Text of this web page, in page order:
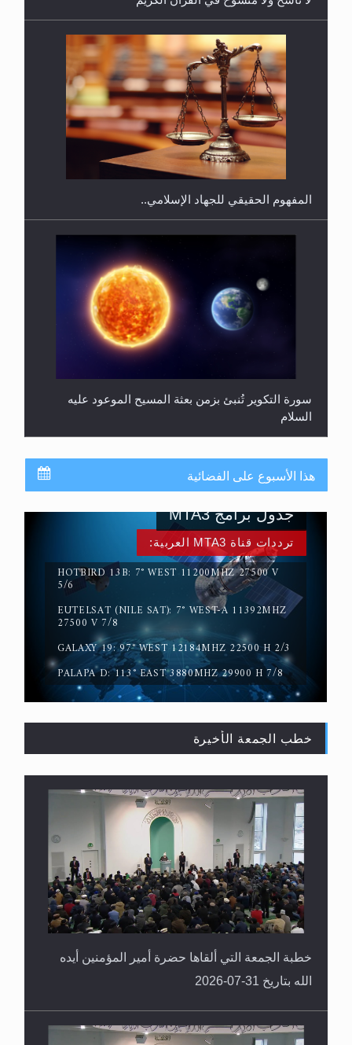
هل يجوز فتح مشروع كوافير نسائي للمحجبات وغير
المحجبات؟
المفهوم الحقيقي للجهاد الإسلامي..
سورة التكوير تُنبئ بزمن بعثة المسيح الموعود عليه
حقيقة المسيح الدجال
العكس
هذا الأسبوع على الفضائية
ترددات قناة MTA3 العربية:
HOTBIRD 13B: 7° WEST 11200MHZ 27500 V
5/6
EUTELSAT (NILE SAT): 7° WEST-A 11392MHZ
27500 V 7/8
GALAXY 19: 97° WEST 12184MHZ 22500 H 2/3
PALAPA D: 113° EAST 3880MHZ 29900 H 7/8
جدول برامج MTA3
خطب الجمعة الأخيرة
خطبة الجمعة التي ألقاها حضرة أمير المؤمنين أيده
الله بتاريخ 31-07-2026